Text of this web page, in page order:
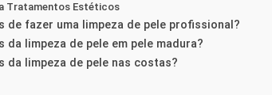
Tratamentos Estéticos
de fazer uma limpeza de pele profissional?
da limpeza de pele em pele madura?
da limpeza de pele nas costas?